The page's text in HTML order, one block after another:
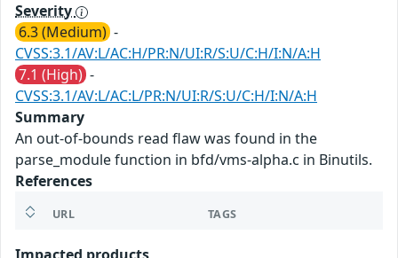
Severity
6.3 (Medium) -
CVSS:3.1/AV:L/AC:H/PR:N/UI:R/S:U/C:H/I:N/A:H
7.1 (High) -
CVSS:3.1/AV:L/AC:L/PR:N/UI:R/S:U/C:H/I:N/A:H
Summary
An out-of-bounds read flaw was found in the
parse_module function in bfd/vms-alpha.c in Binutils.
References
URL TAGS